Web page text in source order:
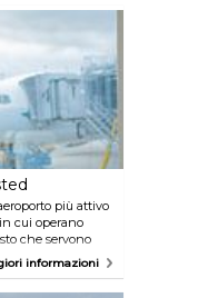
Blackfriars,
i treni
più attivo
cui operano
che servono
Express
Street in
Potete
informazioni